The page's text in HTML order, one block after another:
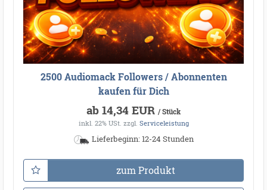
2500 Audiomack Followers / Abonnenten
kaufen für Dich
ab 14,34 EUR / Stück
inkl. 22% USt. zzgl. Serviceleistung
Lieferbeginn: 12-24 Stunden
zum Produkt